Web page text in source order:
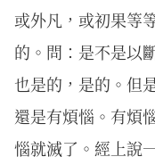
或外凡，或初果等
的。問：是不是以
也是的，是的。但
還是有煩惱。有煩
惱就滅了。經上說